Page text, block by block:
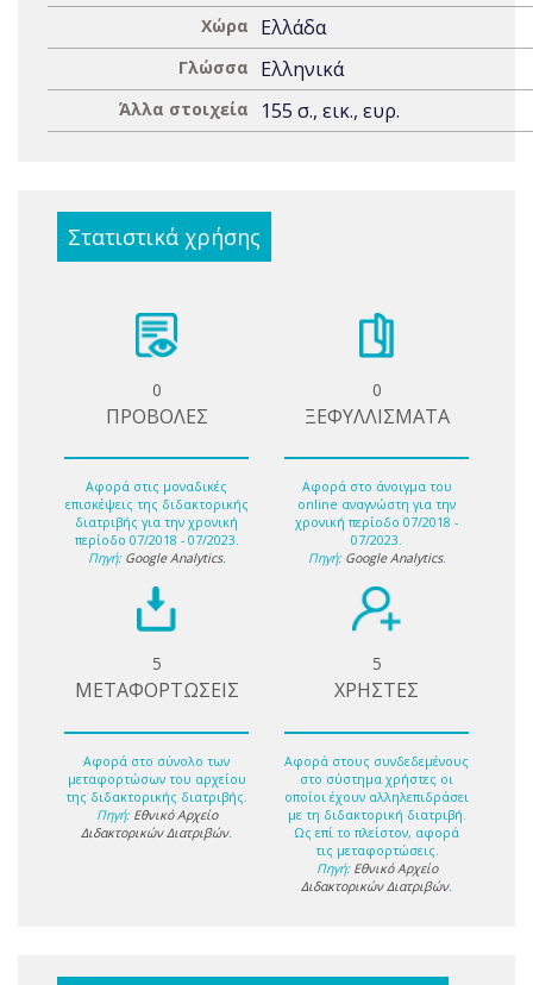
Χώρα Ελλάδα
Γλώσσα Ελληνικά
Άλλα στοιχεία 155 σ., εικ., ευρ.
Στατιστικά χρήσης
0
ΠΡΟΒΟΛΕΣ
Αφορά στις μοναδικές
επισκέψεις της διδακτορικής
διατριβής για την χρονική
περίοδο 07/2018 - 07/2023.
Πηγή: Google Analytics.
0
ΞΕΦΥΛΛΙΣΜΑΤΑ
Αφορά στο άνοιγμα του
online αναγνώστη για την
χρονική περίοδο 07/2018 -
07/2023.
Πηγή: Google Analytics.
5
ΜΕΤΑΦΟΡΤΩΣΕΙΣ
Αφορά στο σύνολο των
μεταφορτώσων του αρχείου
της διδακτορικής διατριβής.
Πηγή: Εθνικό Αρχείο
Διδακτορικών Διατριβών.
5
ΧΡΗΣΤΕΣ
Αφορά στους συνδεδεμένους
στο σύστημα χρήστες οι
οποίοι έχουν αλληλεπιδράσει
με τη διδακτορική διατριβή.
Ως επί το πλείστον, αφορά
τις μεταφορτώσεις.
Πηγή: Εθνικό Αρχείο
Διδακτορικών Διατριβών.